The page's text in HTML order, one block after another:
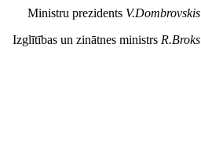
Ministru prezidents V.Dombrovskis
Izglītības un zinātnes ministrs R.Broks